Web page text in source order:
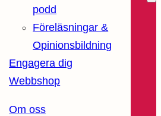
podd
Föreläsningar &
Opinionsbildning
Engagera dig
Webbshop
Om oss